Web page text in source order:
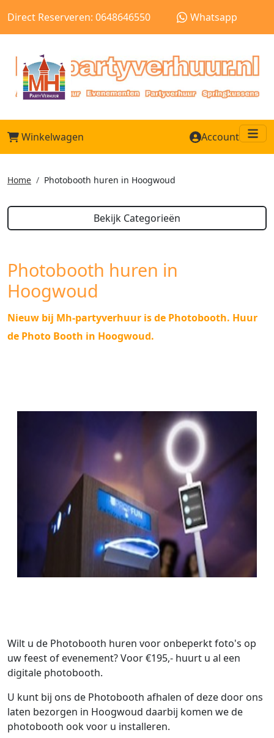
Direct Reserveren: 0648646550 Whatsapp
Winkelwagen Account
Home Photobooth huren in Hoogwoud
Bekijk Categorieën
Photobooth huren in
Hoogwoud
Nieuw bij Mh-partyverhuur is de Photobooth. Huur
de Photo Booth in Hoogwoud.
Wilt u de Photobooth huren voor onbeperkt foto's op
uw feest of evenement? Voor €195,- huurt u al een
digitale photobooth.
U kunt bij ons de Photobooth afhalen of deze door ons
laten bezorgen in Hoogwoud daarbij komen we de
photobooth ook voor u installeren.